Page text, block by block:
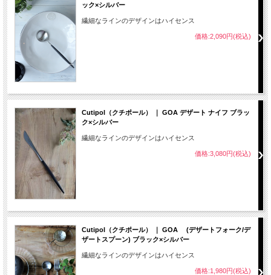
ック×シルバー
繊細なラインのデザインはハイセンス
価格:2,090円(税込)
Cutipol（クチポール） ｜ GOA デザート ナイフ ブラッ
ク×シルバー
繊細なラインのデザインはハイセンス
価格:3,080円(税込)
Cutipol（クチポール） ｜ GOA (デザートフォーク/デ
ザートスプーン) ブラック×シルバー
繊細なラインのデザインはハイセンス
価格:1,980円(税込)